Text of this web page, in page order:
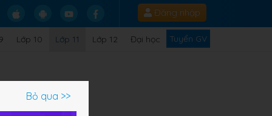
Đăng nhập
Lớp 10 Lớp 11 Lớp 12 Đại học Tuyển GV
Bỏ qua >>